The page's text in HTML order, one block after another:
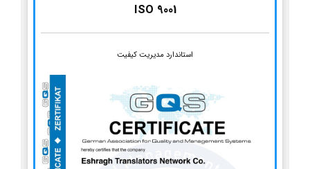
ISO 9001
استاندارد مدیریت کیفیت